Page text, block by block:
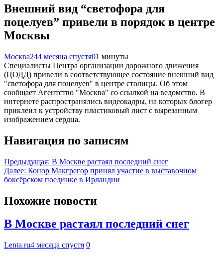
Внешний вид “светофора для
поцелуев” привели в порядок в центре
Москвы
Москва244 месяца спустя01 минуты
Специалисты Центра организации дорожного движения
(ЦОДД) привели в соответствующее состояние внешний вид
"светофора для поцелуев" в центре столицы. Об этом
сообщает Агентство "Москва" со ссылкой на ведомство. В
интернете распространялись видеокадры, на которых блогер
приклеил к устройству пластиковый лист с вырезанным
изображением сердца.
Навигация по записям
Предыдущая: В Москве растаял последний снег
Далее: Конор Макгрегор принял участие в выставочном
боксёрском поединке в Ирландии
Похожие новости
В Москве растаял последний снег
Lenta.ru4 месяца спустя 0